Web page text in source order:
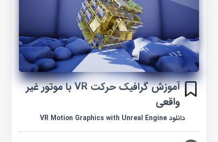
آموزش گرافیک حرکت VR با موتور غیر
واقعی
دانلود VR Motion Graphics with Unreal Engine